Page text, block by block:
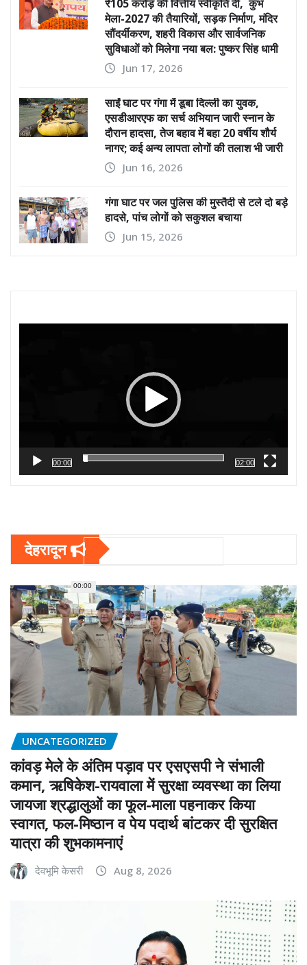
₹105 करोड़ की वित्तीय स्वीकृति दी, कुंभ
मेला-2027 की तैयारियों, सड़क निर्माण, मंदिर
सौंदर्यीकरण, शहरी विकास और सार्वजनिक
सुविधाओं को मिलेगा नया बल: पुष्कर सिंह धामी
Jun 17, 2026
साईं घाट पर गंगा में डूबा दिल्ली का युवक,
एसडीआरएफ का सर्च अभियान जारी स्नान के
दौरान हादसा, तेज बहाव में बहा 20 वर्षीय शौर्य
नागर; कई अन्य लापता लोगों की तलाश भी जारी
Jun 16, 2026
गंगा घाट पर जल पुलिस की मुस्तैदी से टले दो बड़े
हादसे, पांच लोगों को सकुशल बचाया
Jun 15, 2026
00:00
00:00
02:00
देहरादून
UNCATEGORIZED
कांवड़ मेले के अंतिम पड़ाव पर एसएसपी ने संभाली
कमान, ऋषिकेश-रायवाला में सुरक्षा व्यवस्था का लिया
जायजा श्रद्धालुओं का फूल-माला पहनाकर किया
स्वागत, फल-मिष्ठान व पेय पदार्थ बांटकर दी सुरक्षित
यात्रा की शुभकामनाएं
देवभूमि केसरी Aug 8, 2026